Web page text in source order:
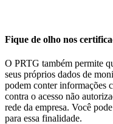
Fique de olho nos
O PRTG também permite
seus próprios dados de
podem conter informações
contra o acesso não
rede da empresa. Você
para essa finalidade.